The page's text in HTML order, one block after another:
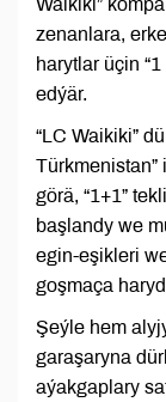
Waikiki”
zenanlara,
harytlar üçin
edýär.
“LC Waikiki”
görä, “1+1”
başlandy we
egin-eşikleri
goşmaça
Şeýle hem
garaşaryna
aýakgaplary